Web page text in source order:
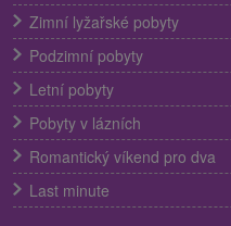
Zimní lyžařské pobyty
Podzimní pobyty
Letní pobyty
Pobyty v lázních
Romantický víkend pro dva
Last minute